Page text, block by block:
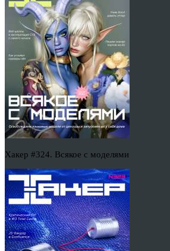
Хакер #324. Всякое с моделями